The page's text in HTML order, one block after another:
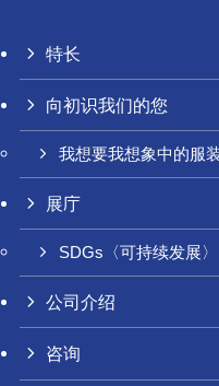
特长
向初识我们的您
我想要我想象中的服
展庁
SDGs〈可持续发展〉
公司介绍
咨询